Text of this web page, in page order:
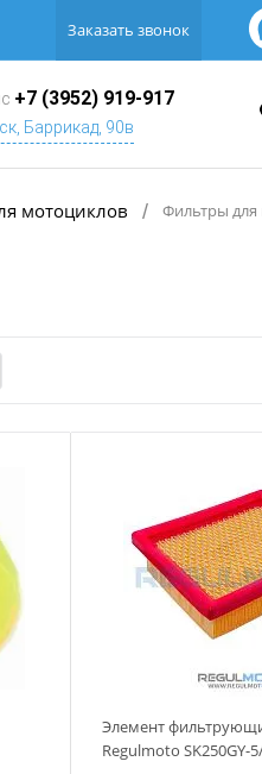
Заказать звонок
+7 (3952) 919-917
Баррикад, 90в
мотоциклов / Фильтры
Элемент
Regulmoto SK250GY-